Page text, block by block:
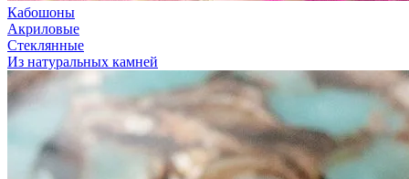
Кабошоны
Акриловые
Стеклянные
Из натуральных камней